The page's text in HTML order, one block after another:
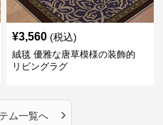
¥3,560 (税込)
絨毯 優雅な唐草模様の装飾的
リビングラグ
ム一覧へ ›